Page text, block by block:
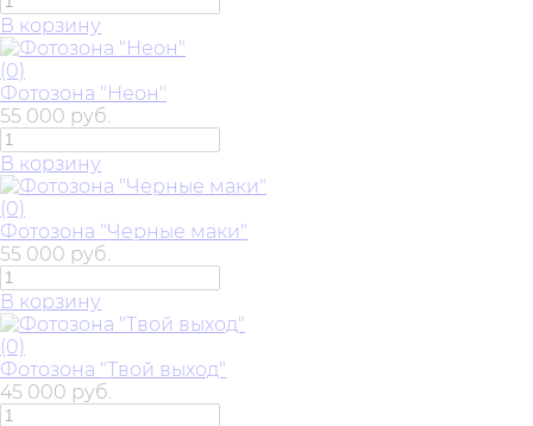
В корзину
(0)
Фотозона "Неон"
55 000 руб.
В корзину
(0)
Фотозона "Черные маки"
55 000 руб.
В корзину
(0)
Фотозона "Твой выход"
45 000 руб.